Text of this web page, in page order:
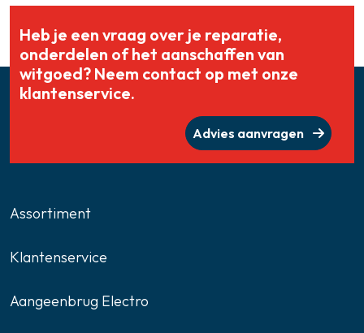
Heb je een vraag over je reparatie,
onderdelen of het aanschaffen van
witgoed? Neem contact op met onze
klantenservice.
Advies aanvragen
Assortiment
Klantenservice
Aangeenbrug Electro